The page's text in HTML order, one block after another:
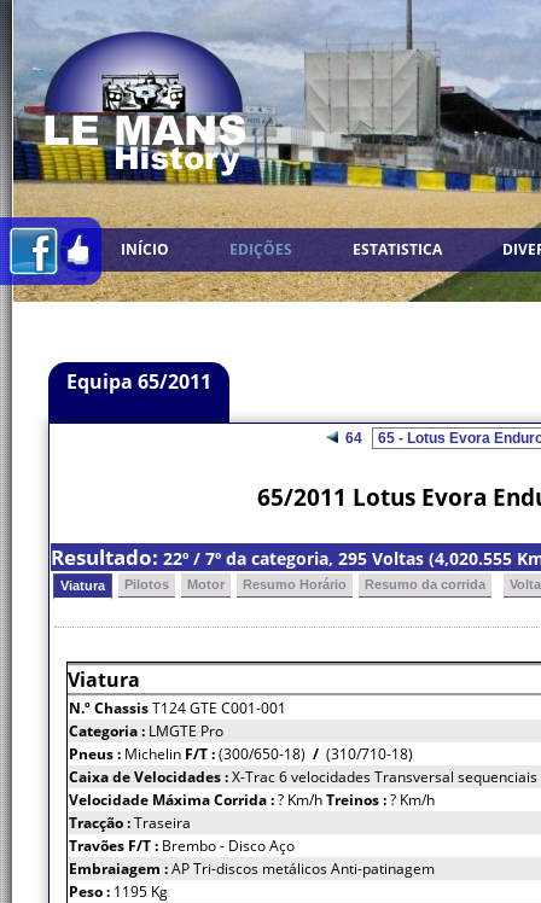
INÍCIO EDIÇÕES ESTATISTICA
Equipa 65/2011
64
65/2011 Lotus Evora
Resultado: 22º / 7º da categoria, 295 Voltas (4,020.555
Viatura Pilotos Motor Resumo Horário Resumo da corrida
Viatura
N.º ChassisT124 GTE C001-001
Categoria : LMGTE Pro
Pneus : Michelin F/T :(300/650-18) / (310/710-18)
Caixa de Velocidades :X-Trac 6 velocidades Transversal sequenciais
Velocidade Máxima Corrida :? Km/hTreinos :? Km/h
Tracção :Traseira
Travões F/T : Brembo - Disco Aço
Embraiagem :AP Tri-discos metálicos Anti-patinagem
Peso : 1195 Kg